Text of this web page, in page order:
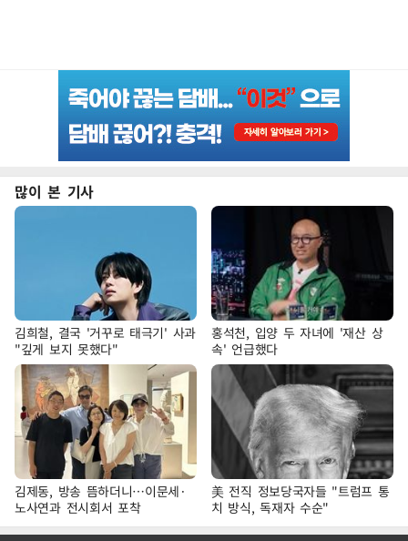
많이 본 기사
김희철, 결국 '거꾸로 태극기' 사과
"깊게 보지 못했다"
홍석천, 입양 두 자녀에 '재산 상
속' 언급했다
김제동, 방송 뜸하더니…이문세·
노사연과 전시회서 포착
美 전직 정보당국자들 "트럼프 통
치 방식, 독재자 수순"